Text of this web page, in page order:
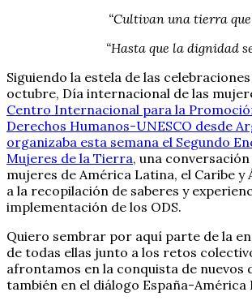
“Cultivan una tierra que
“Hasta que la dignidad
Siguiendo la estela de las celebraciones
octubre, Día internacional de las
Centro Internacional para la
Derechos Humanos-UNESCO desde
organizaba esta semana el Segundo
Mujeres de la Tierra, una
mujeres de América Latina, el Caribe y
a la recopilación de saberes y
implementación de los ODS.
Quiero sembrar por aquí parte de la
de todas ellas junto a los retos
afrontamos en la conquista de nuevos
también en el diálogo España-América